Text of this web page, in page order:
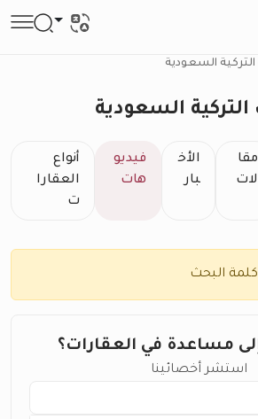
التركية السعودية
التركية السعودية
مقا
لات
الأخ
بار
فيديو
هات
أنواع
العقارا
ت
كلمة البحث
مساعدة في العقارات؟
استشر أخصائينا